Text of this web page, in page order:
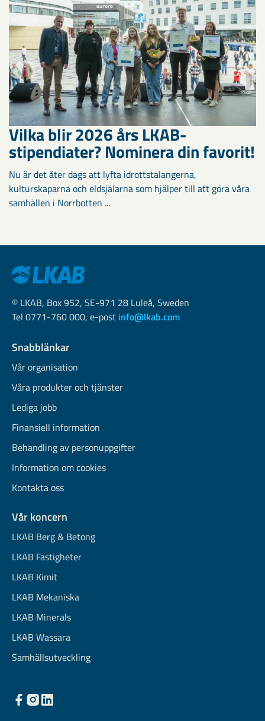
Vilka blir 2026 års LKAB-
stipendiater? Nominera din favorit!
Nu är det åter dags att lyfta idrottstalangerna,
kulturskaparna och eldsjälarna som hjälper till att göra våra
samhällen i Norrbotten ...
© LKAB, Box 952, SE-971 28 Luleå, Sweden
Tel 0771-760 000, e-post info@lkab.com
Snabblänkar
Vår organisation
Våra produkter och tjänster
Lediga jobb
Finansiell information
Behandling av personuppgifter
Information om cookies
Kontakta oss
Vår koncern
LKAB Berg & Betong
LKAB Fastigheter
LKAB Kimit
LKAB Mekaniska
LKAB Minerals
LKAB Wassara
Samhällsutveckling